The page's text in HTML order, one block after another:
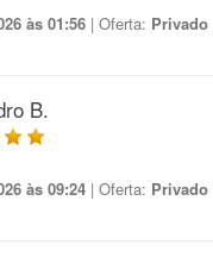
às 01:56 | Oferta: Privado
B.
às 09:24 | Oferta: Privado